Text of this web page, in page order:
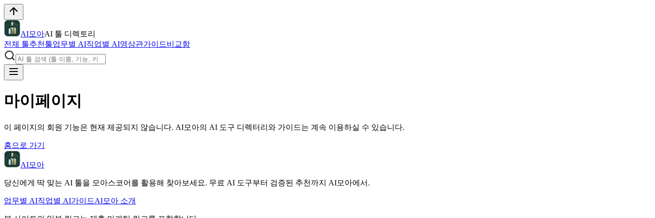
AI모아AI 툴 디렉토리
전체 툴추천툴업무별 AI직업별 AI영상관가이드비교함
마이페이지
이 페이지의 회원 기능은 현재 제공되지 않습니다. AI모아의 AI 도구 디렉터리와 가이드는 계속 이용하실 수 있습니다.
홈으로 가기
AI모아
당신에게 딱 맞는 AI 툴을 모아스코어를 활용해 찾아보세요. 무료 AI 도구부터 검증된 추천까지 AI모아에서.
업무별 AI직업별 AI가이드AI모아 소개